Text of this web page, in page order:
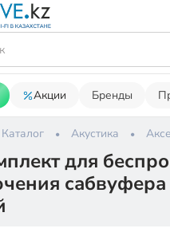
Акции Бренды
Каталог Акустика
для